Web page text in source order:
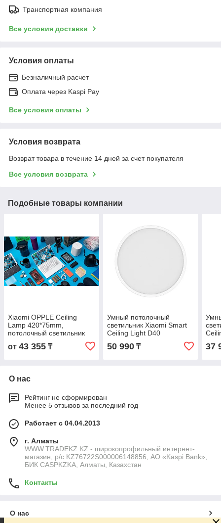
Транспортная компания
Все условия доставки
Условия оплаты
Безналичный расчет
Оплата через Kaspi Pay
Все условия оплаты
Условия возврата
Возврат товара в течение 14 дней за счет покупателя
Все условия возврата
Подобные товары компании
Xiaomi OPPLE Ceiling
Lamp 420*75mm,
потолочный светильник
24W, потолочный
светильник с
от 43 355 ₸
Умный потолочный
светильник Xiaomi Smart
Ceiling Light D40
50 990₸ 37
О нас
Рейтинг не сформирован
Менее 5 отзывов за последний год
Работает с 04.04.2013
г. Алматы
WWW.TRADEKZ.KZ - широкопрофильный интернет-
магазин, р/с KZ76722S000006148856, АО «Kaspi Bank»,
БИК CASPKZKA, Алматы, Казахстан
Контакты
О нас